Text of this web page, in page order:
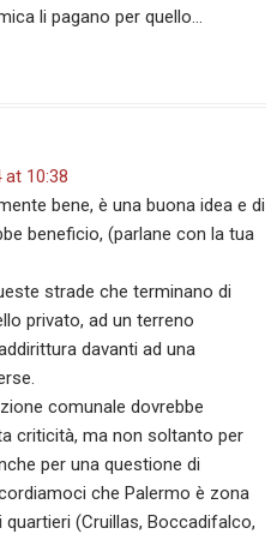
li pagano per quello…
at 10:38
bene, è una buona idea e di
beneficio, (parlane con la tua
strade che terminano di
privato, ad un terreno
davanti ad una
comunale dovrebbe
criticità, ma non soltanto per
per una questione di
che Palermo è zona
(Cruillas, Boccadifalco,